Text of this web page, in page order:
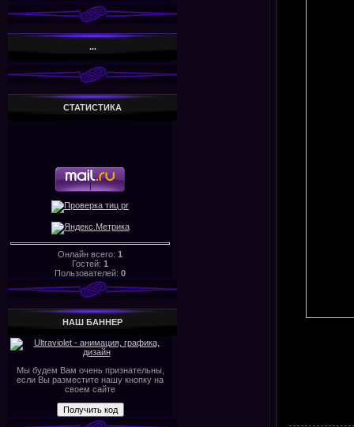
...
СТАТИСТИКА
Онлайн всего: 1
Гостей: 1
Пользователей: 0
НАШ БАHHЕР
Мы будем Вам очень признательны,
если Вы разместите нашу кнопку на
своем сайте